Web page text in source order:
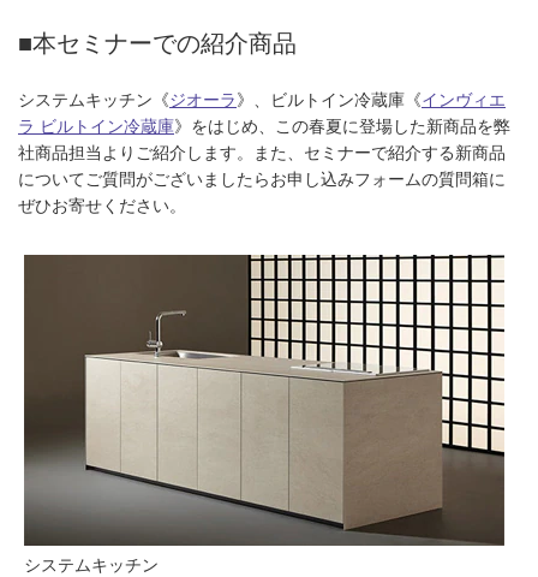
■本セミナーでの紹介商品
システムキッチン《ジオーラ》、ビルトイン冷蔵庫《インヴィエ
ラ ビルトイン冷蔵庫》をはじめ、この春夏に登場した新商品を弊
社商品担当よりご紹介します。また、セミナーで紹介する新商品
についてご質問がございましたらお申し込みフォームの質問箱に
ぜひお寄せください。
システムキッチン